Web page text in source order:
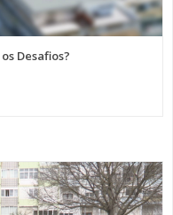
Desafios?